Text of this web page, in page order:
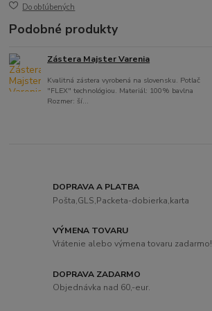
Do obľúbených
Podobné produkty
Zástera Majster Varenia
Kvalitná zástera vyrobená na slovensku. Potlač
"FLEX" technológiou. Materiál: 100% bavlna
Rozmer: ší...
DOPRAVA A PLATBA
Pošta,GLS,Packeta-dobierka,karta
VÝMENA TOVARU
Vrátenie alebo výmena tovaru zadarmo!
DOPRAVA ZADARMO
Objednávka nad 60,-eur.